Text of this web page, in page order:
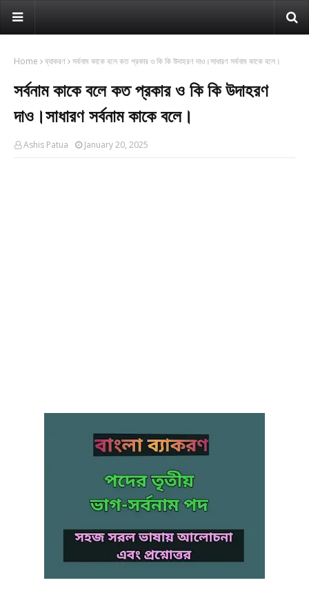
Home ব্যাকরণ সর্বনাম কাকে বলে কত প্রকার ও কি কি উদাহরণ দাও।সাধারণ সর্বনাম কাকে বলে।
সর্বনাম কাকে বলে কত প্রকার ও কি কি উদাহরণ
দাও।সাধারণ সর্বনাম কাকে বলে।
Ashis Patua January 20, 2025